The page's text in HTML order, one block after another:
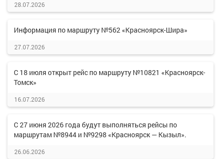
28.07.2026
Информация по маршруту №562 «Красноярск-Шира»
27.07.2026
С 18 июля открыт рейс по маршруту №10821 «Красноярск-
Томск»
16.07.2026
С 27 июня 2026 года будут выполняться рейсы по
маршрутам №8944 и №9298 «Красноярск — Кызыл».
26.06.2026